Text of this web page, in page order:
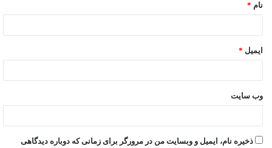
نام *
ایمیل *
وب‌ سایت
ذخیره نام، ایمیل و وبسایت من در مرورگر برای زمانی که دوباره دیدگاهی